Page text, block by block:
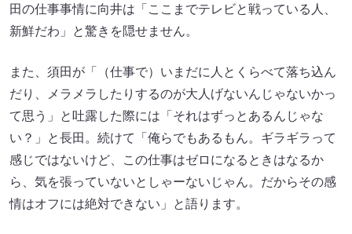
田の仕事事情に向井は「ここまでテレビと戦っている人、
新鮮だわ」と驚きを隠せません。
また、須田が「（仕事で）いまだに人とくらべて落ち込ん
だり、メラメラしたりするのが大人げないんじゃないかっ
て思う」と吐露した際には「それはずっとあるんじゃな
い？」と長田。続けて「俺らでもあるもん。ギラギラって
感じではないけど、この仕事はゼロになるときはなるか
ら、気を張っていないとしゃーないじゃん。だからその感
情はオフには絶対できない」と語ります。